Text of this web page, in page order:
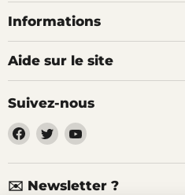
Informations
Aide sur le site
Suivez-nous
Trouvez-
nous
sur
Facebook
Trouvez-
nous
sur
Twitter
Trouvez-
sur
YouTube
✉️ Newsletter ?